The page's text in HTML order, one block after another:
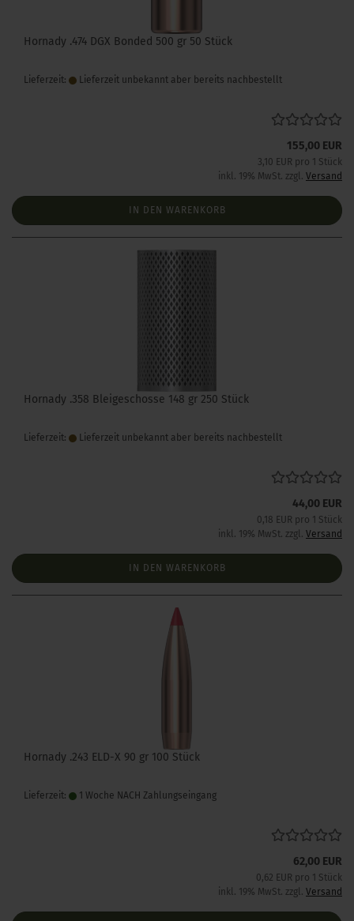
Hornady .474 DGX Bonded 500 gr 50 Stück
Lieferzeit: Lieferzeit unbekannt aber bereits nachbestellt
155,00 EUR
3,10 EUR pro 1 Stück
inkl. 19% MwSt. zzgl. Versand
IN DEN WARENKORB
Hornady .358 Bleigeschosse 148 gr 250 Stück
Lieferzeit: Lieferzeit unbekannt aber bereits nachbestellt
44,00 EUR
0,18 EUR pro 1 Stück
inkl. 19% MwSt. zzgl. Versand
IN DEN WARENKORB
Hornady .243 ELD-X 90 gr 100 Stück
Lieferzeit: 1 Woche NACH Zahlungseingang
62,00 EUR
0,62 EUR pro 1 Stück
inkl. 19% MwSt. zzgl. Versand